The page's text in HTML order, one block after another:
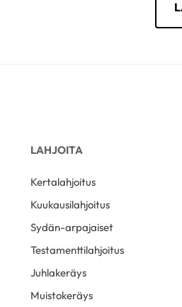
LAHJOITA
Kertalahjoitus
Kuukausilahjoitus
Sydän-arpajaiset
Testamenttilahjoitus
Juhlakeräys
Muistokeräys